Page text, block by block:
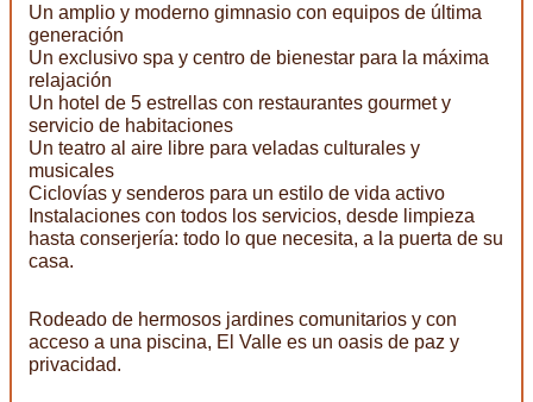
Un amplio y moderno gimnasio con equipos de última
generación
Un exclusivo spa y centro de bienestar para la máxima
relajación
Un hotel de 5 estrellas con restaurantes gourmet y
servicio de habitaciones
Un teatro al aire libre para veladas culturales y
musicales
Ciclovías y senderos para un estilo de vida activo
Instalaciones con todos los servicios, desde limpieza
hasta conserjería: todo lo que necesita, a la puerta de su
casa.
Rodeado de hermosos jardines comunitarios y con
acceso a una piscina, El Valle es un oasis de paz y
privacidad.